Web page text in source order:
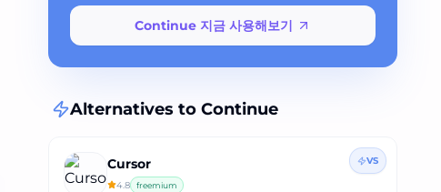
Continue 지금 사용해보기
Alternatives to Continue
Cursor
4.8 freemium
VS